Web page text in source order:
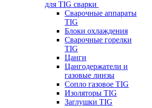
для TIG сварки
Сварочные аппараты
TIG
Блоки охлаждения
Сварочные горелки
TIG
Цанги
Цангодержатели и
газовые линзы
Сопло газовое TIG
Изоляторы TIG
Заглушки TIG